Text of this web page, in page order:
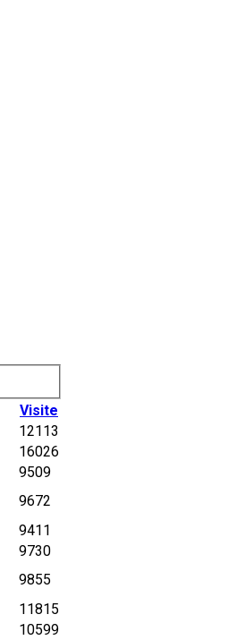
Visite
12113
16026
9509
9672
9411
9730
9855
11815
10599